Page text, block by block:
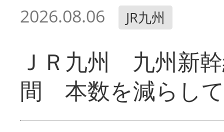
2026.08.06 JR九州
ＪＲ九州 九州新
間 本数を減らし